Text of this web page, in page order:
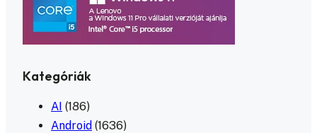
Kategóriák
AI (186)
Android (1636)